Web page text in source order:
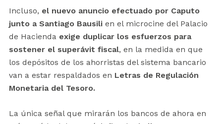
Incluso, el nuevo anuncio efectuado por Caputo
junto a Santiago Bausili en el microcine del Palacio
de Hacienda exige duplicar los esfuerzos para
sostener el superávit fiscal, en la medida en que
los depósitos de los ahorristas del sistema bancario
van a estar respaldados en Letras de Regulación
Monetaria del Tesoro.
La única señal que mirarán los bancos de ahora en